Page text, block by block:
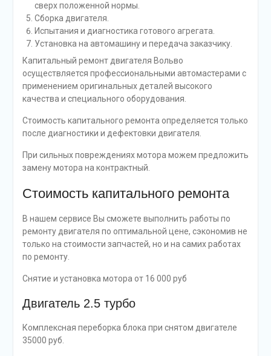
сверх положенной нормы.
Сборка двигателя.
Испытания и диагностика готового агрегата.
Установка на автомашину и передача заказчику.
Капитальный ремонт двигателя Вольво
осуществляется профессиональными автомастерами с
применением оригинальных деталей высокого
качества и специального оборудования.
Стоимость капитального ремонта определяется только
после диагностики и дефектовки двигателя.
При сильных повреждениях мотора можем предложить
замену мотора на контрактный.
Стоимость капитального ремонта
В нашем сервисе Вы сможете выполнить работы по
ремонту двигателя по оптимальной цене, сэкономив не
только на стоимости запчастей, но и на самих работах
по ремонту.
Снятие и установка мотора от 16 000 руб
Двигатель 2.5 турбо
Комплексная переборка блока при снятом двигателе
35000 руб.